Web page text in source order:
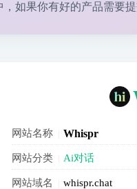
，如果你有好的产品需要
网站名称 Whispr
网站分类 Ai对话
网站域名 whispr.chat